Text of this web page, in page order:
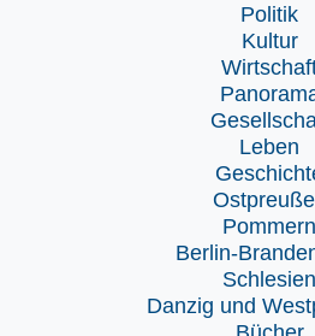
Politik
Kultur
Leben
Pommern
Berlin-
Schlesien
Danzig und